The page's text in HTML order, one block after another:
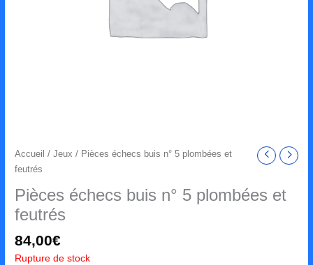
Accueil /Jeux / Pièces échecs buis n° 5 plombées et
feutrés
Pièces échecs buis n° 5 plombées et
feutrés
84,00€
Rupture de stock